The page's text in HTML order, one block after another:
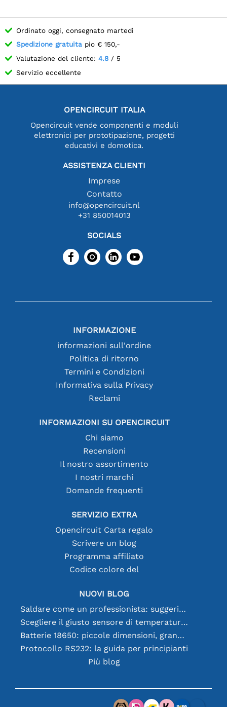
Ordinato oggi, consegnato martedì
Spedizione gratuita pio € 150,-
Valutazione del cliente: 4.8 / 5
Servizio eccellente
OPENCIRCUIT ITALIA
Opencircuit vende componenti e moduli
elettronici per prototipazione, progetti
educativi e domotica.
ASSISTENZA CLIENTI
Imprese
Contatto
info@opencircuit.nl
+31 850014013
SOCIALS
INFORMAZIONE
informazioni sull'ordine
Politica di ritorno
Termini e Condizioni
Informativa sulla Privacy
Reclami
INFORMAZIONI SU OPENCIRCUIT
Chi siamo
Recensioni
Il nostro assortimento
I nostri marchi
Domande frequenti
SERVIZIO EXTRA
Opencircuit Carta regalo
Scrivere un blog
Programma affiliato
Codice colore del
NUOVI BLOG
Saldare come un professionista: suggerimenti per connessioni elettroniche perfette
Scegliere il giusto sensore di temperatura [youtube]
Batterie 18650: piccole dimensioni, grandi prestazioni
Protocollo RS232: la guida per principianti
Più blog